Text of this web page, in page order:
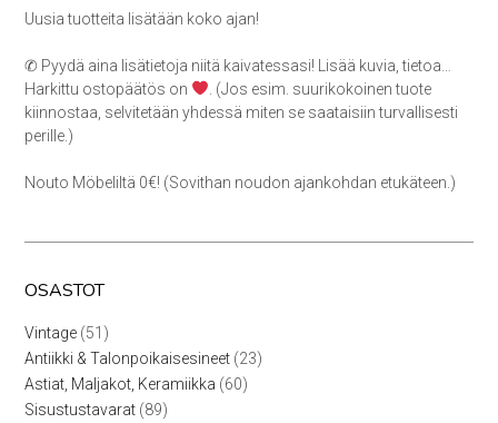
Uusia tuotteita lisätään koko ajan!
✆ Pyydä aina lisätietoja niitä kaivatessasi! Lisää kuvia, tietoa…
Harkittu ostopäätös on
. (Jos esim. suurikokoinen tuote
kiinnostaa, selvitetään yhdessä miten se saataisiin turvallisesti
perille.)
Nouto Möbeliltä 0€! (Sovithan noudon ajankohdan etukäteen.)
OSASTOT
Vintage 5151
tuotetta
Antiikki & Talonpoikaisesineet 2323
Astiat, Maljakot, Keramiikka 6060
Sisustustavarat 8989